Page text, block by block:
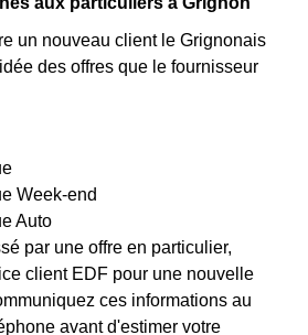
un nouveau client le Grignonais
des offres que le fournisseur
Week-end
Auto
par une offre en particulier,
client EDF pour une nouvelle
ces informations au
avant d'estimer votre